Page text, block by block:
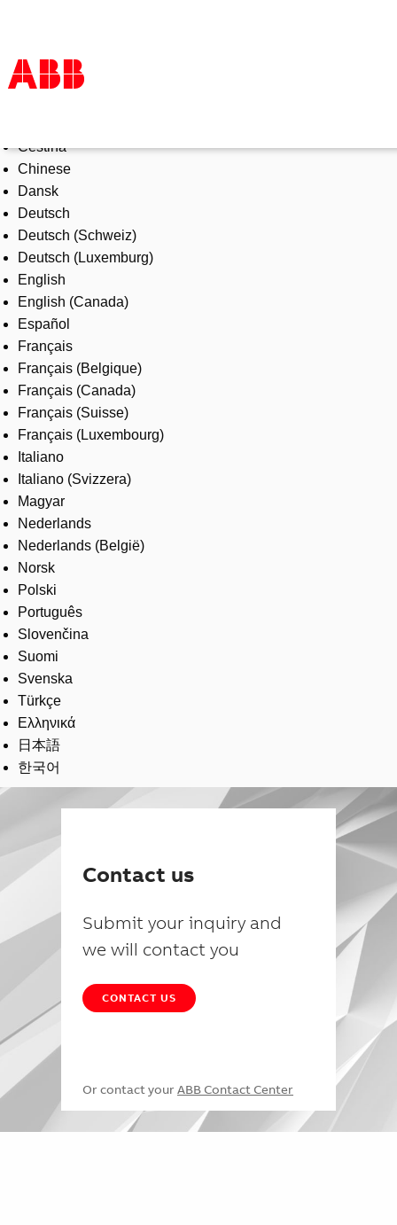
Products & Solutions
Industries
Services
About us
Where to buy
Contact us
Careers
Čeština
Chinese
Dansk
Deutsch
Deutsch (Schweiz)
Deutsch (Luxemburg)
English
English (Canada)
Español
Français
Français (Belgique)
Français (Canada)
Français (Suisse)
Français (Luxembourg)
Italiano
Italiano (Svizzera)
Magyar
Nederlands
Nederlands (België)
Norsk
Polski
Português
Slovenčina
Suomi
Svenska
Türkçe
Ελληνικά
日本語
한국어
Contact us
Submit your inquiry and
we will contact you
CONTACT US
Or contact your ABB Contact Center